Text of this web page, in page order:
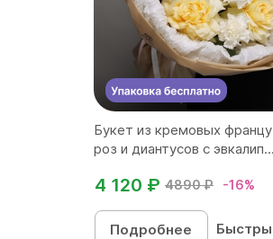
Букет из кремовых
роз и диантусов с эвкалип...
4890 ₽ -16%
4 120 ₽
Подробнее